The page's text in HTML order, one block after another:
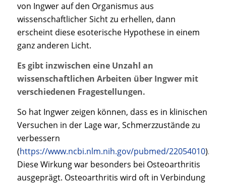
von Ingwer auf den Organismus aus
wissenschaftlicher Sicht zu erhellen, dann
erscheint diese esoterische Hypothese in einem
ganz anderen Licht.
Es gibt inzwischen eine Unzahl an
wissenschaftlichen Arbeiten über Ingwer mit
verschiedenen Fragestellungen.
So hat Ingwer zeigen können, dass es in klinischen
Versuchen in der Lage war, Schmerzzustände zu
verbessern
(https://www.ncbi.nlm.nih.gov/pubmed/22054010).
Diese Wirkung war besonders bei Osteoarthritis
ausgeprägt. Osteoarthritis wird oft in Verbindung